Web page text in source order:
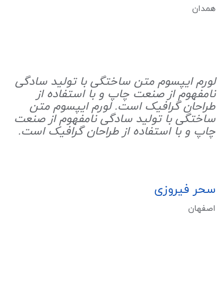
همدان
لورم ایپسوم متن ساختگی با تولید سادگی
نامفهوم از صنعت چاپ و با استفاده از
طراحان گرافیک است. لورم ایپسوم متن
ساختگی با تولید سادگی نامفهوم از صنعت
چاپ و با استفاده از طراحان گرافیک است.
سحر فیروزی
اصفهان